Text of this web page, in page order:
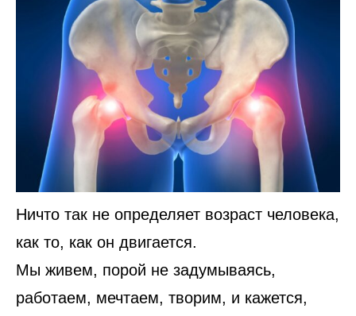
Ничто так не определяет возраст человека,
как то, как он двигается.
Мы живем, порой не задумываясь,
работаем, мечтаем, творим, и кажется,